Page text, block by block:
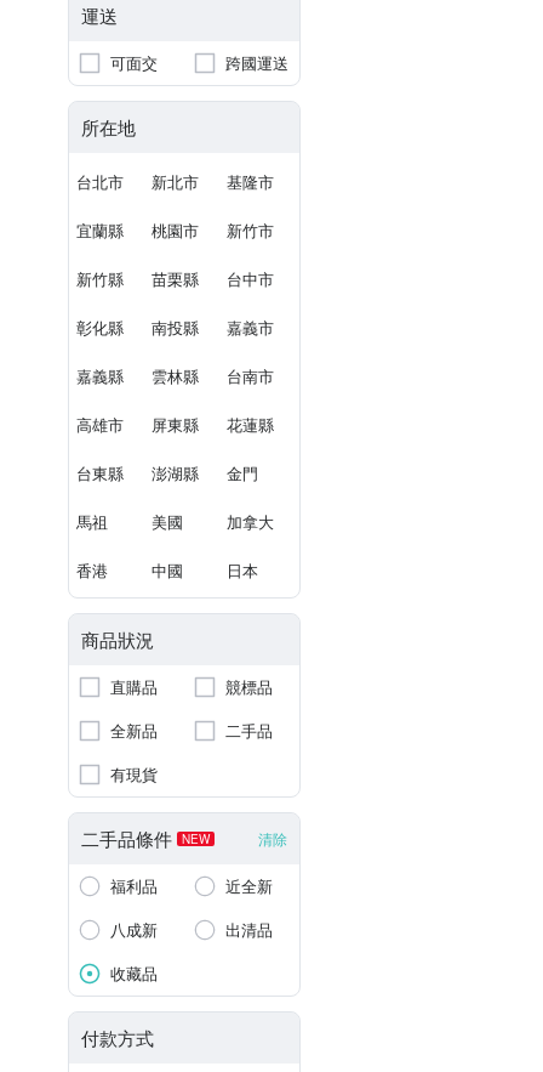
運送
可面交 跨國運送
所在地
台北市 新北市 基隆市
宜蘭縣 桃園市 新竹市
新竹縣 苗栗縣 台中市
彰化縣 南投縣 嘉義市
嘉義縣 雲林縣 台南市
高雄市 屏東縣 花蓮縣
台東縣 澎湖縣 金門
馬祖 美國 加拿大
香港 中國 日本
商品狀況
直購品
競標品
全新品
二手品
有現貨
二手品條件 NEW 清除
福利品
近全新
八成新
出清品
收藏品
付款方式